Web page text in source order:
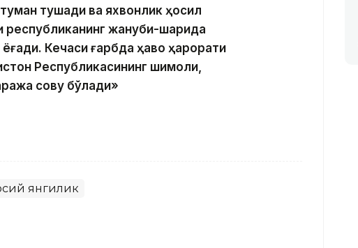
тушади ва яхвонлик ҳосил
республиканинг жануби-шарқида
Кечаси ғарбда ҳаво ҳарорати
Республикасининг шимоли,
совуқ бўлади»
янгилик